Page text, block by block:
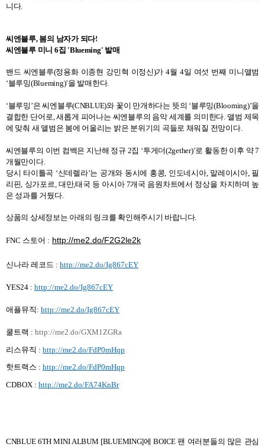
니다.
씨엔블루, 봄의 남자가 되다!
씨엔블루 미니 6집 'Blueming' 발매
밴드 씨엔블루(정용화 이종현 강민혁 이정신)가 4월 4일 여섯 번째 미니앨범
‘블루밍(Blueming)’을 발매한다.
‘블루밍 ’은 씨엔블루(CNBLUE)와 꽃이 만개하다는 뜻의 ‘블루밍(Blooming)’을
결합한 단어로,새롭게 피어나는 씨엔블루의 음악 세계를 의미한다. 앨범 제목
에 맞춰 새 앨범은 봄에 어울리는 밝은 분위기의 곡들로 채워질 전망이다.
씨엔블루의 이번 컴백은 지난해 정규 2집 ‘투게더(2gether)’로 활동한 이후 약7
개월만이다.
당시 타이틀곡 ‘신데렐라’는 공개와 동시에 홍콩, 인도네시아, 말레이시아, 필
리핀, 싱가포르, 대만,태국 등 아시아7개국 음원차트에서 정상을 차지하며 높
은 성과를 거뒀다.
상품의 상세정보는 아래의 링크를 확인해주시기 바랍니다.
FNC 스토어 : http://me2.do/F2G2le2k
신나라 레코드 : http://me2.do/Ig867cEY
YES24 : http://me2.do/Ig867cEY
애플뮤직: http://me2.do/Ig867cEY
쿨트랙 : http://me2.do/GXM1ZGRa
리스뮤직 : http://me2.do/FdP0mHqp
핫트랙스 : http://me2.do/FdP0mHqp
CDBOX : http://me2.do/FA74KnBr
CNBLUE 6TH MINI ALBUM [BLUEMING]에 BOICE팬 여러분들의 많은 관심